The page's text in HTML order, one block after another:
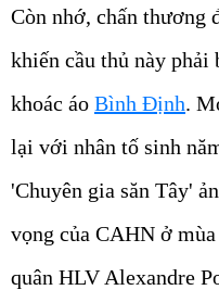
Còn nhớ, chấn thương
khiến cầu thủ này
khoác áo Bình Định.
lại với nhân tố sinh
'Chuyên gia săn Tây'
vọng của CAHN ở
quân HLV Alexandre